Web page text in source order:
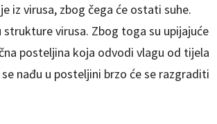
iz virusa, zbog čega će ostati suhe.
virusa. Zbog toga su upijajuće
posteljina koja odvodi vlagu od tijela
nađu u posteljini brzo će se razgraditi